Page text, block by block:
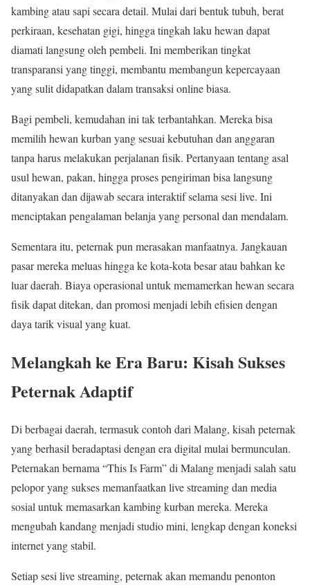
kambing atau sapi secara detail. Mulai dari bentuk tubuh, berat
perkiraan, kesehatan gigi, hingga tingkah laku hewan dapat
diamati langsung oleh pembeli. Ini memberikan tingkat
transparansi yang tinggi, membantu membangun kepercayaan
yang sulit didapatkan dalam transaksi online biasa.
Bagi pembeli, kemudahan ini tak terbantahkan. Mereka bisa
memilih hewan kurban yang sesuai kebutuhan dan anggaran
tanpa harus melakukan perjalanan fisik. Pertanyaan tentang asal
usul hewan, pakan, hingga proses pengiriman bisa langsung
ditanyakan dan dijawab secara interaktif selama sesi live. Ini
menciptakan pengalaman belanja yang personal dan mendalam.
Sementara itu, peternak pun merasakan manfaatnya. Jangkauan
pasar mereka meluas hingga ke kota-kota besar atau bahkan ke
luar daerah. Biaya operasional untuk memamerkan hewan secara
fisik dapat ditekan, dan promosi menjadi lebih efisien dengan
daya tarik visual yang kuat.
Melangkah ke Era Baru: Kisah Sukses
Peternak Adaptif
Di berbagai daerah, termasuk contoh dari Malang, kisah peternak
yang berhasil beradaptasi dengan era digital mulai bermunculan.
Peternakan bernama “This Is Farm” di Malang menjadi salah satu
pelopor yang sukses memanfaatkan live streaming dan media
sosial untuk memasarkan kambing kurban mereka. Mereka
mengubah kandang menjadi studio mini, lengkap dengan koneksi
internet yang stabil.
Setiap sesi live streaming, peternak akan memandu penonton